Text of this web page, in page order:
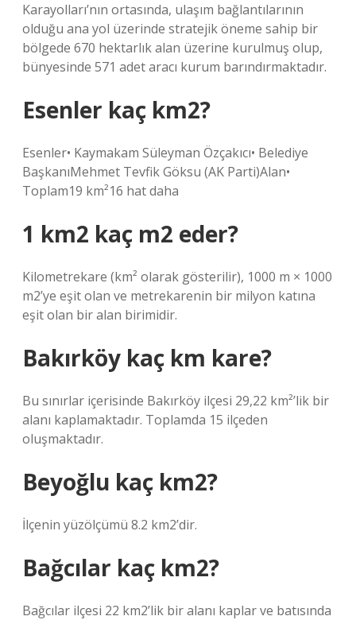
Karayolları’nın ortasında, ulaşım bağlantılarının
olduğu ana yol üzerinde stratejik öneme sahip bir
bölgede 670 hektarlık alan üzerine kurulmuş olup,
bünyesinde 571 adet aracı kurum barındırmaktadır.
Esenler kaç km2?
Esenler• Kaymakam Süleyman Özçakıcı• Belediye
BaşkanıMehmet Tevfik Göksu (AK Parti)Alan•
Toplam19 km²16 hat daha
1 km2 kaç m2 eder?
Kilometrekare (km² olarak gösterilir), 1000 m × 1000
m2’ye eşit olan ve metrekarenin bir milyon katına
eşit olan bir alan birimidir.
Bakırköy kaç km kare?
Bu sınırlar içerisinde Bakırköy ilçesi 29,22 km²’lik bir
alanı kaplamaktadır. Toplamda 15 ilçeden
oluşmaktadır.
Beyoğlu kaç km2?
İlçenin yüzölçümü 8.2 km2’dir.
Bağcılar kaç km2?
Bağcılar ilçesi 22 km2’lik bir alanı kaplar ve batısında